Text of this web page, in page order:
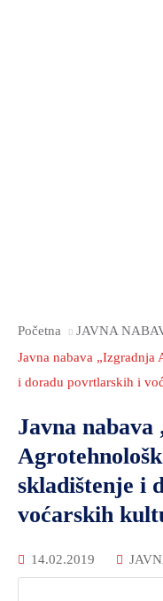
Početna
JAVNA
Javna nabava „Izgradnja
i doradu povrtlarskih i
Javna
skladištenje i
voćarskih
14.02.2019